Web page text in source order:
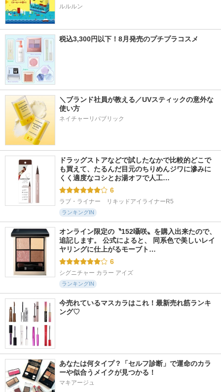
ルルルン
税込3,300円以下！8月発売のプチプラコスメ
＼ブランド社員が教える／UVスティックの意外な
使い方
ネイチャーリパブリック
ドラッグストアなどで試したなかで比較的どこで
も買えて、たるんだ目元のちりめんジワに滲みに
くく適度なコシとお湯オフで人工…
6
ラブ・ライナー　リキッドアイライナーR5
ランキングIN
オンライン限定の〝152囁咲〟を購入出来たので、
追記します。 公式によると、 同系色で美しいレイ
ヤリングに仕上がるモーブト…
6
シグニチャー カラー アイズ
ランキングIN
今売れているマスカラはこれ！最新売れ筋ランキ
ング♡
あなたは何タイプ？「セルフ診断」で運命のカラ
ーや似合うメイクが見つかる！
マキアージュ